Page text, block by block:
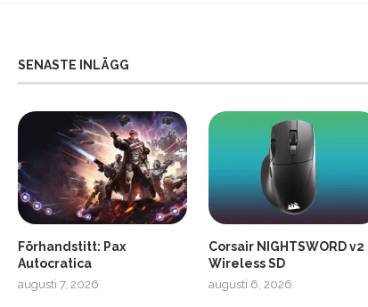
SENASTE INLÄGG
Förhandstitt: Pax
Autocratica
augusti 7, 2026
Corsair NIGHTSWORD v2
Wireless SD
augusti 6, 2026
Soundcore Liberty 5 Pro